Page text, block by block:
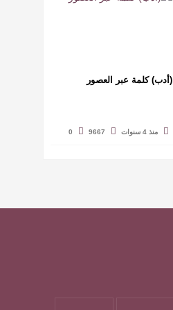
(أدب) كلمة عبر العصور
منذ 4 سنوات 9667
0